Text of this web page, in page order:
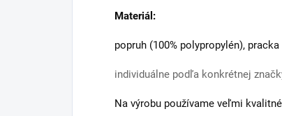
Materiál:
popruh (100% polypropylén),
individuálne podľa konkrétnej
Na výrobu používame veľmi